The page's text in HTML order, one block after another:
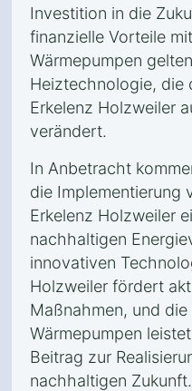
Investition in die
finanzielle Vorteile
Wärmepumpen
Heiztechnologie, die
Erkelenz Holzweiler
verändert.
In Anbetracht
die Implementierung
Erkelenz Holzweiler
nachhaltigen
innovativen
Holzweiler fördert
Maßnahmen, und
Wärmepumpen
Beitrag zur
nachhaltigen Zukunft.